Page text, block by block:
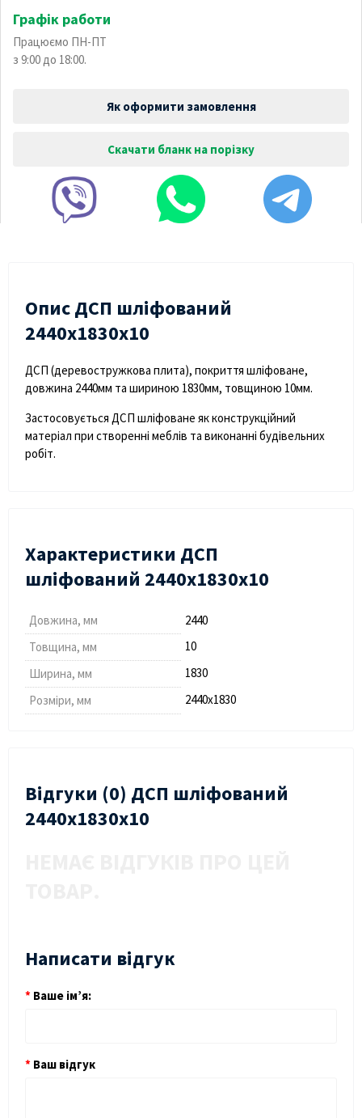
Графік работи
Працюємо ПН-ПТ
з 9:00 до 18:00.
Як оформити замовлення
Скачати бланк на порізку
Опис ДСП шліфований
2440х1830х10
ДСП (деревостружкова плита), покриття шліфоване,
довжина 2440мм та шириною 1830мм, товщиною 10мм.
Застосовується ДСП шліфоване як конструкційний
матеріал при створенні меблів та виконанні будівельних
робіт.
Характеристики ДСП
шліфований 2440х1830х10
Довжина, мм
2440
Товщина, мм
10
Ширина, мм
1830
Розміри, мм
2440х1830
Відгуки (0) ДСП шліфований
2440х1830х10
Написати відгук
Ваше ім’я:
Ваш відгук